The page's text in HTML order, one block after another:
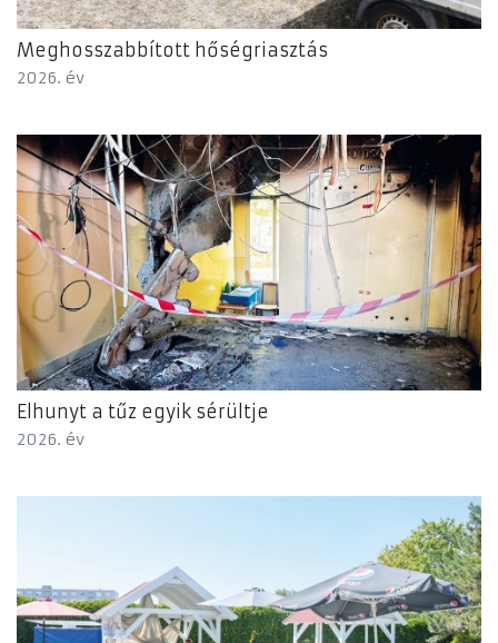
Meghosszabbított hőségriasztás
2026. év
Elhunyt a tűz egyik sérültje
2026. év